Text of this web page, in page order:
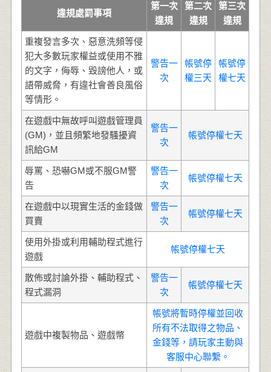
違規處罰事項
第一次
違規
第二次
違規
第三次
違規
重複發言多次、惡意洗頻等侵
犯大多數玩家權益或使用不雅
的文字，侮辱、毀謗他人，或
語帶威脅，有違社會善良風俗
等情形。
警告一
次
帳號停
權三天
帳號停
權七天
在遊戲中無故呼叫遊戲管理員
(GM)，並且頻繁地發騷擾資
訊給GM
警告一
次
帳號停權七天
辱罵、恐嚇GM或不服GM警
告
警告一
次
帳號停權七天
在遊戲中以現實生活的金錢做
買賣
警告一
次
帳號停權七天
使用外掛或利用輔助程式進行
遊戲
帳號停權七天
散佈或討論外掛、輔助程式、
程式漏洞
警告一
次
帳號停權七天
遊戲中複製物品、遊戲幣
帳號將暫時停權並回收
所有不法取得之物品、
金錢等，請玩家主動與
客服中心聯繫。